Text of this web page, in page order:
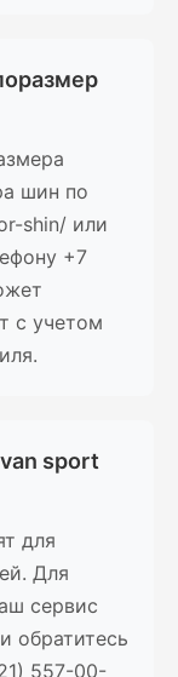
шин по
shin/ или
+7
с учетом
sport
для
Для
сервис
обратитесь
557-00-